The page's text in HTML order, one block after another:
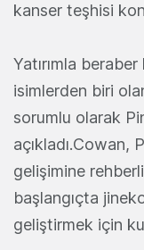
kanser teşhisi
Yatırımla
isimlerden biri
sorumlu olarak
açıkladı.Cowan,
gelişimine
başlangıçta
geliştirmek için